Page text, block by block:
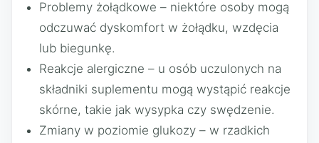
Problemy żołądkowe – niektóre osoby mogą
odczuwać dyskomfort w żołądku, wzdęcia
lub biegunkę.
Reakcje alergiczne – u osób uczulonych na
składniki suplementu mogą wystąpić reakcje
skórne, takie jak wysypka czy swędzenie.
Zmiany w poziomie glukozy – w rzadkich